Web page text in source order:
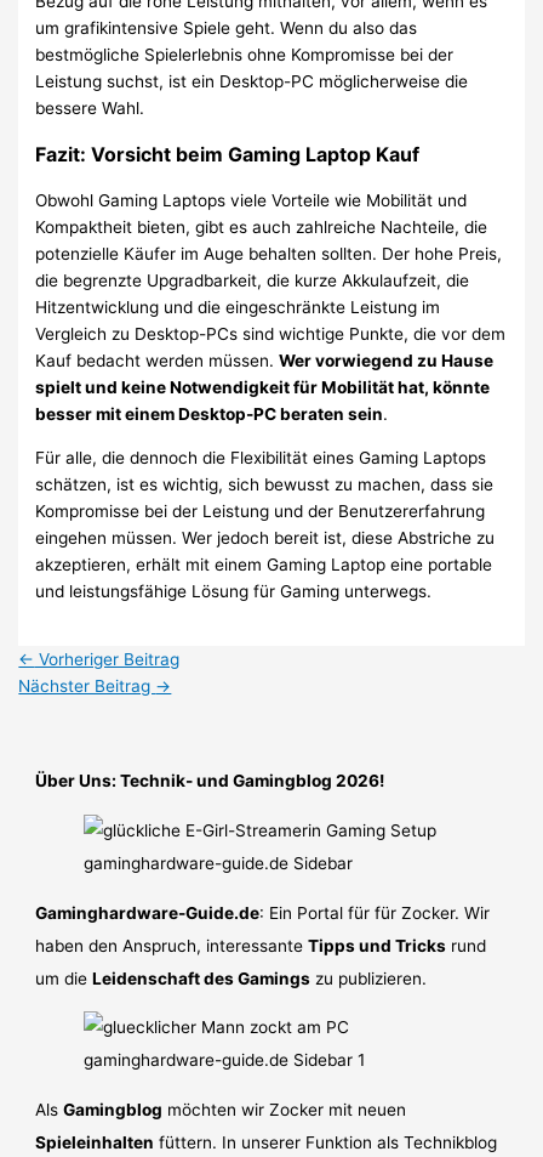
um grafikintensive Spiele geht. Wenn du also das
bestmögliche Spielerlebnis ohne Kompromisse bei der
Leistung suchst, ist ein Desktop-PC möglicherweise die
bessere Wahl.
Fazit:Vorsicht beim Gaming Laptop Kauf
Obwohl Gaming Laptops viele Vorteile wie Mobilität und
Kompaktheit bieten, gibt es auch zahlreiche Nachteile, die
potenzielle Käufer im Auge behalten sollten. Der hohe Preis,
die begrenzte Upgradbarkeit, die kurze Akkulaufzeit, die
Hitzentwicklung und die eingeschränkte Leistung im
Vergleich zu Desktop-PCs sind wichtige Punkte, die vor dem
Kauf bedacht werden müssen.Wer vorwiegend zu Hause
spielt und keine Notwendigkeit für Mobilität hat, könnte
besser mit einem Desktop-PC beraten sein.
Für alle, die dennoch die Flexibilität eines Gaming Laptops
schätzen, ist es wichtig, sich bewusst zu machen, dass sie
Kompromisse bei der Leistung und der Benutzererfahrung
eingehen müssen. Wer jedoch bereit ist, diese Abstriche zu
akzeptieren, erhält mit einem Gaming Laptop eine portable
und leistungsfähige Lösung für Gaming unterwegs.
← Vorheriger Beitrag
Nächster Beitrag →
Über Uns: Technik- und Gamingblog 2026!
Gaminghardware-Guide.de: Ein Portal für für Zocker. Wir
haben den Anspruch, interessanteTipps und Tricks rund
um dieLeidenschaft des Gamings zu publizieren.
AlsGamingblog möchten wir Zocker mit neuen
Spieleinhalten füttern. In unserer Funktion als Technikblog